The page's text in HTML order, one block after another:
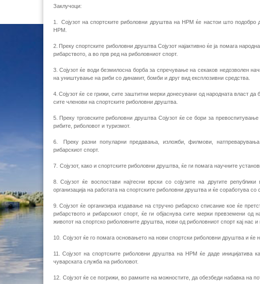
Заклучоци:
1.
Сојузот на спортските риболовни друштва на НРМ ќе настои што подобро
НРМ.
2. Преку спортските риболовни друштва Сојузот најактивно ќе ја помага
рибарството, а во прв ред на риболовниот спорт.
3. Сојузот ќе води безмилосна борба за спречување на секаков недозволен
на уништување на риби со динамит, бомби и друг вид експлозивни средства.
4. Сојузот ќе се грижи, сите заштитни мерки донесувани од народната власт
сите членови на спортските риболовни друштва.
5. Преку трговските риболовни друштва Сојузот ќе се бори за
рибите, риболовот и туризмот.
6.
Преку разни популарни предавања, изложби, филмови,
рибарскиот спорт.
7. Сојузот, како и спортските риболовни друштва, ќе ги помага научните
8.
Сојузот ќе воспостави најтесни врски со сојузите на другите
организација на работата на спортските риболовни друштва и ќе соработува
9. Сојузот ќе организира издавање на стручно рибарско списание кое ќе
рибарството и рибарскиот спорт, ќе ги објаснува сите мерки превземени
животот на спортско риболовните друштва, нови од риболовниот спорт кај нас и
10. Сојузот ќе го помага основањето на нови спортски риболовни друштва и ќе
11.
Сојузот на спортските риболовни друштва на НРМ ќе даде иницијатива
чуварската служба на риболовот.
12. Сојузот ќе се погрижи, во рамките на можностите, да обезбеди набавка на